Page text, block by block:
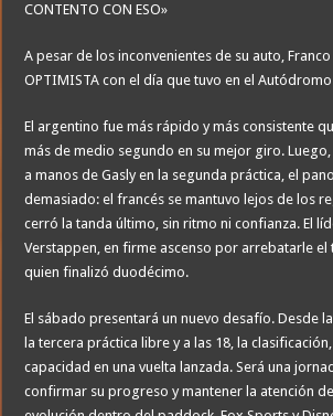
CONTENTO CON ESO»
A pesar de los inconvenientes de su auto,
OPTIMISTA con el día que tuvo en el
El argentino fue más rápido y más consistente
más de medio segundo en su mejor giro.
a manos de Gasly en la segunda práctica, el
demasiado: el francés se mantuvo lejos de los
cerró la tanda último, sin ritmo ni confianza. El
Verstappen, en firme ascenso por arrebatarle el
quien finalizó duodécimo.
El sábado presentará un nuevo desafío. Desde
la tercera práctica libre y a las 18, la
capacidad en una vuelta lanzada. Será una
confirmar su progreso y mantener la atención